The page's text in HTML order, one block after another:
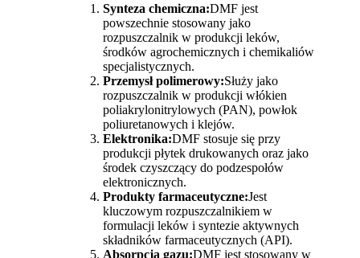
Synteza chemiczna:DMF jest
powszechnie stosowany jako
rozpuszczalnik w produkcji leków,
środków agrochemicznych i chemikaliów
specjalistycznych.
Przemysł polimerowy:Służy jako
rozpuszczalnik w produkcji włókien
poliakrylonitrylowych (PAN), powłok
poliuretanowych i klejów.
Elektronika:DMF stosuje się przy
produkcji płytek drukowanych oraz jako
środek czyszczący do podzespołów
elektronicznych.
Produkty farmaceutyczne:Jest
kluczowym rozpuszczalnikiem w
formulacji leków i syntezie aktywnych
składników farmaceutycznych (API).
Absorpcja gazu:DMF jest stosowany w